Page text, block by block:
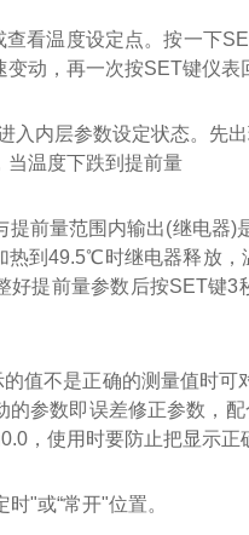
查看温度设定点。按一下
动，再一次按SET键仪表
入内层参数设定状态。先
当温度下跌到提前量
提前量范围内输出(继电器
到49.5℃时继电器释放
好提前量参数后按SET键
值不是正确的测量值时
的参数即误差修正参数
，使用时要防止把显示
时"或“常开"位置。